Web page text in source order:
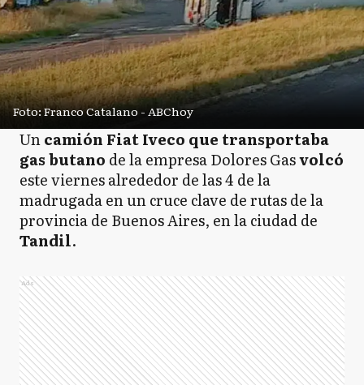
Foto: Franco Catalano - ABChoy
Uncamión Fiat Iveco que transportaba
gas butano de la empresa Dolores Gasvolcó
este viernes alrededor de las 4 de la
madrugada en un cruce clave de rutas de la
provincia de Buenos Aires, en la ciudad de
Tandil.
Ads